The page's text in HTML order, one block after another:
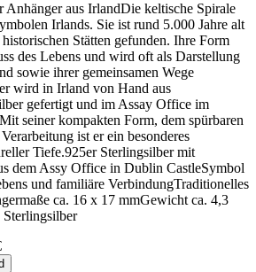
aus IrlandDie keltische Spirale
Irlands. Sie ist rund 5.000 Jahre alt
Stätten gefunden. Ihre Form
des Lebens und wird oft als Darstellung
sowie ihrer gemeinsamen Wege
wird in Irland von Hand aus
gefertigt und im Assay Office im
seiner kompakten Form, dem spürbaren
ist er ein besonderes
Tiefe.925er Sterlingsilber mit
dem Assy Office in Dublin CastleSymbol
und familiäre VerbindungTraditionelles
ca. 16 x 17 mmGewicht ca. 4,3